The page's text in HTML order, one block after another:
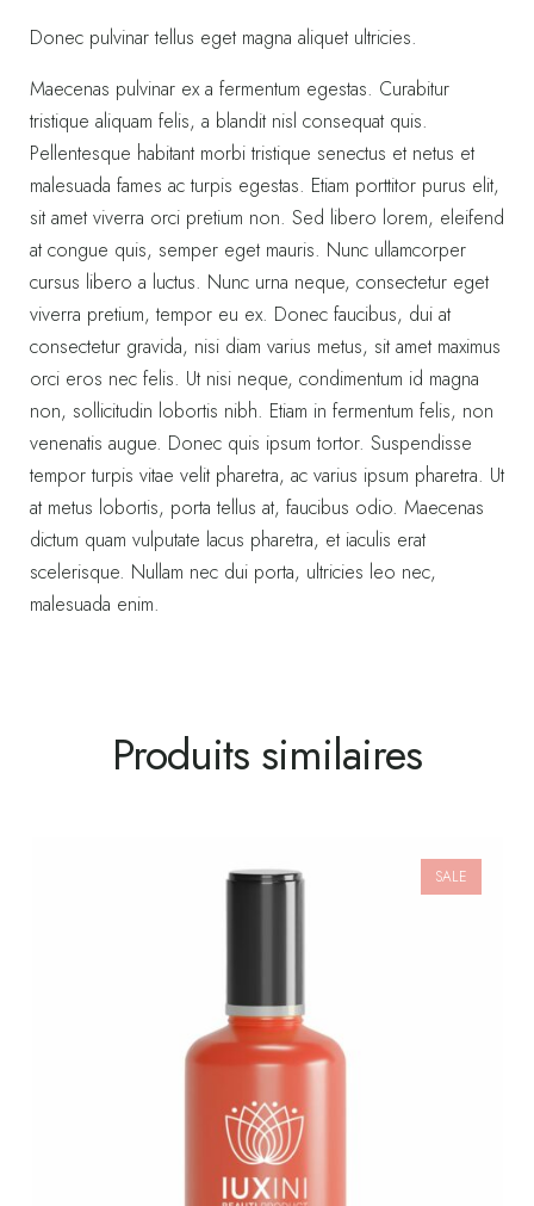
Donec pulvinar tellus eget magna aliquet ultricies.
Maecenas pulvinar ex a fermentum egestas. Curabitur
tristique aliquam felis, a blandit nisl consequat quis.
Pellentesque habitant morbi tristique senectus et netus et
malesuada fames ac turpis egestas. Etiam porttitor purus elit,
sit amet viverra orci pretium non. Sed libero lorem, eleifend
at congue quis, semper eget mauris. Nunc ullamcorper
cursus libero a luctus. Nunc urna neque, consectetur eget
viverra pretium, tempor eu ex. Donec faucibus, dui at
consectetur gravida, nisi diam varius metus, sit amet maximus
orci eros nec felis. Ut nisi neque, condimentum id magna
non, sollicitudin lobortis nibh. Etiam in fermentum felis, non
venenatis augue. Donec quis ipsum tortor. Suspendisse
tempor turpis vitae velit pharetra, ac varius ipsum pharetra. Ut
at metus lobortis, porta tellus at, faucibus odio. Maecenas
dictum quam vulputate lacus pharetra, et iaculis erat
scelerisque. Nullam nec dui porta, ultricies leo nec,
malesuada enim.
Produits similaires
SALE